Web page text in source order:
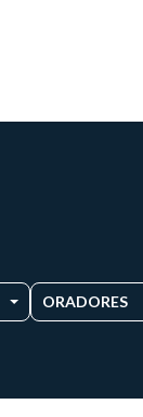
ORADORES